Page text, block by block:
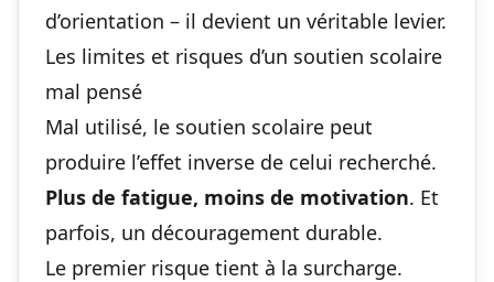
d’orientation – il devient un véritable levier.
Les limites et risques d’un soutien scolaire
mal pensé
Mal utilisé, le soutien scolaire peut
produire l’effet inverse de celui recherché.
Plus de fatigue, moins de motivation. Et
parfois, un découragement durable.
Le premier risque tient à la surcharge.